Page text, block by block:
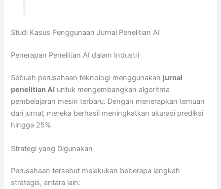
Studi Kasus Penggunaan Jurnal Penelitian AI
Penerapan Penelitian AI dalam Industri
Sebuah perusahaan teknologi menggunakan jurnal
penelitian AI untuk mengembangkan algoritma
pembelajaran mesin terbaru. Dengan menerapkan temuan
dari jurnal, mereka berhasil meningkatkan akurasi prediksi
hingga 25%.
Strategi yang Digunakan
Perusahaan tersebut melakukan beberapa langkah
strategis, antara lain: